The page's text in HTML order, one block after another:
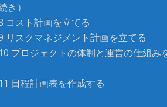
き）
コスト計画を立てる
リスクマネジメント計画を立てる
プロジェクトの体制と運営の仕組み
日程計画表を作成する